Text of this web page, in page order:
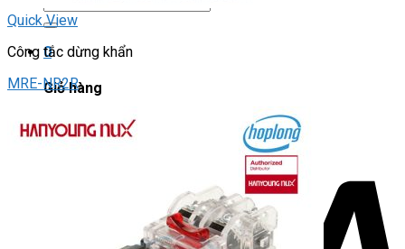
kiếm:
0
Giỏ hàng
Chưa có sản phẩm trong giỏ hàng.
Quick View
Công tắc dừng khẩn
MRE-NR2R